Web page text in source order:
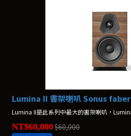
Lumina II 書架喇叭 Sonus faber
NT$60,000$60,000